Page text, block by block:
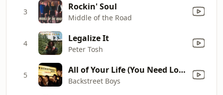
3 Rockin' Soul
Middle of the Road
4 Legalize It
Peter Tosh
5 All of Your Life (You Need Love)
Backstreet Boys